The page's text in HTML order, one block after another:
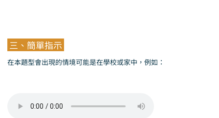
三、簡單指示
在本題型會出現的情境可能是在學校或家中，例如：